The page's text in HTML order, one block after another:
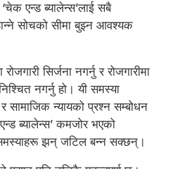
एन्ड ब्यालेन्स’लाई सबै
सोचको सीमा बुझ्न आवश्यक
सिर्जना नगर्नु र रोजगारीमा
नगर्नु हो। यी समस्या
र सामाजिक न्यायको प्रश्न सम्बोधन
ब्यालेन्स’ कमजोर भएको
झन् जटिल बन्न सक्छन्।